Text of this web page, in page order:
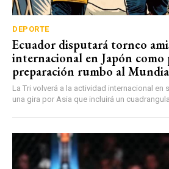
DEPORTE
Ecuador disputará torneo
internacional en Japón como
preparación rumbo al
La Tri volverá a la actividad internacional en
una gira por Asia que incluirá un